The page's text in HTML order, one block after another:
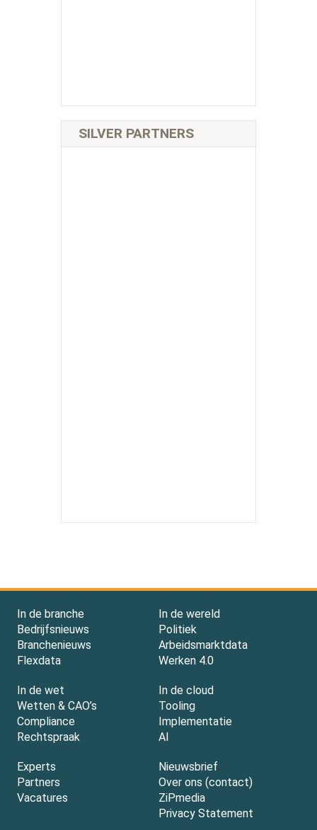
SILVER PARTNERS
In de branche
Bedrijfsnieuws
Branchenieuws
Flexdata
In de wereld
Politiek
Arbeidsmarktdata
Werken 4.0
In de wet
Wetten & CAO’s
Compliance
Rechtspraak
In de cloud
Tooling
Implementatie
AI
Experts
Partners
Vacatures
Nieuwsbrief
Over ons (contact)
ZiPmedia
Privacy Statement